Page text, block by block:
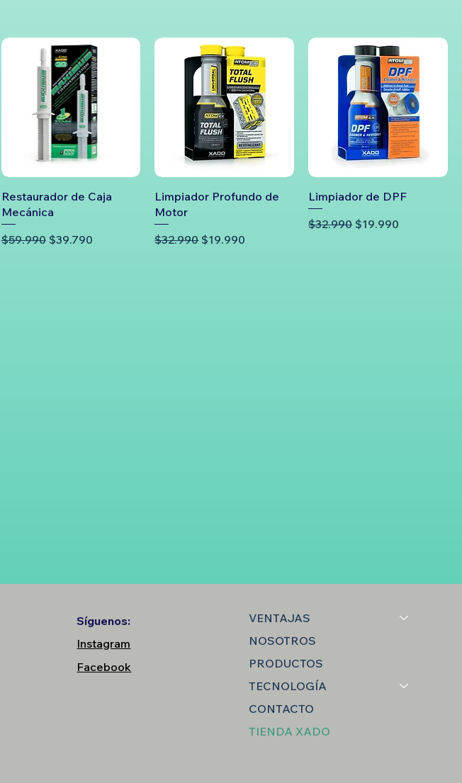
Restaurador de Caja
Mecánica
Precio
$59.990 Precio de oferta
$39.790
Limpiador Profundo de
Motor
Precio
$32.990 Precio de oferta
$19.990
Limpiador de DPF
Precio
$32.990 Precio de oferta
$19.990
VENTAJAS
NOSOTROS
PRODUCTOS
TECNOLOGÍA
CONTACTO
TIENDA XADO
Síguenos:
Instagram
Facebook